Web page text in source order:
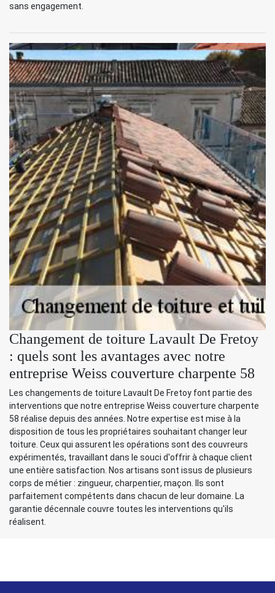
sans engagement.
Changement de toiture Lavault De Fretoy
: quels sont les avantages avec notre
entreprise Weiss couverture charpente 58
Les changements de toiture Lavault De Fretoy font partie des
interventions que notre entreprise Weiss couverture charpente
58 réalise depuis des années. Notre expertise est mise à la
disposition de tous les propriétaires souhaitant changer leur
toiture. Ceux qui assurent les opérations sont des couvreurs
expérimentés, travaillant dans le souci d'offrir à chaque client
une entière satisfaction. Nos artisans sont issus de plusieurs
corps de métier : zingueur, charpentier, maçon. Ils sont
parfaitement compétents dans chacun de leur domaine. La
garantie décennale couvre toutes les interventions qu'ils
réalisent.